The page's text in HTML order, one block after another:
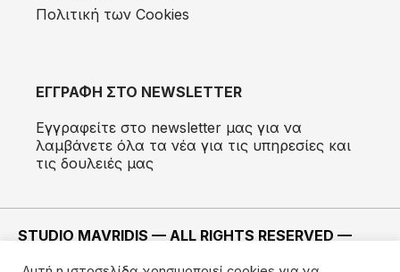
Πολιτική των Cookies
ΕΓΓΡΑΦΗ ΣΤΟ NEWSLETTER
Εγγραφείτε στο newsletter μας για να
λαμβάνετε όλα τα νέα για τις υπηρεσίες και
τις δουλειές μας
STUDIO MAVRIDIS — ALL RIGHTS RESERVED —